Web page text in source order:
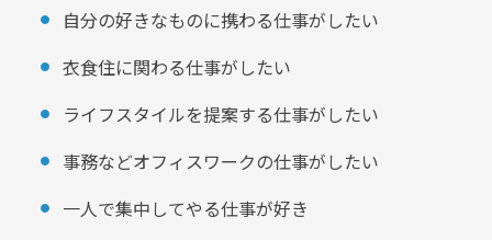
自分の好きなものに携わる仕事がしたい
衣食住に関わる仕事がしたい
ライフスタイルを提案する仕事がしたい
事務などオフィスワークの仕事がしたい
一人で集中してやる仕事が好き